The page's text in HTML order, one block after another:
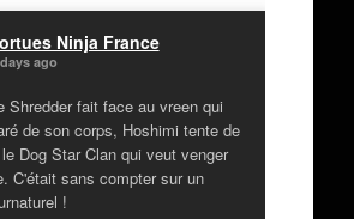
Ninja France
ago
Shredder fait face au vreen qui
de son corps, Hoshimi tente de
Dog Star Clan qui veut venger
C'était sans compter sur un
!